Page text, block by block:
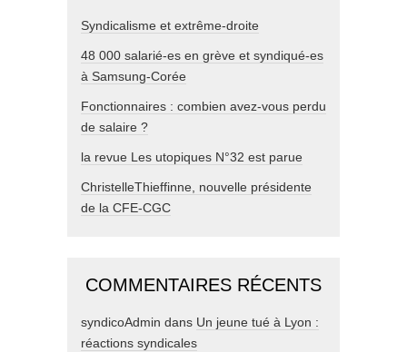
Syndicalisme et extrême-droite
48 000 salarié-es en grève et syndiqué-es
à Samsung-Corée
Fonctionnaires : combien avez-vous perdu
de salaire ?
la revue Les utopiques N°32 est parue
ChristelleThieffinne, nouvelle présidente
de la CFE-CGC
COMMENTAIRES RÉCENTS
syndicoAdmin dans Un jeune tué à Lyon :
réactions syndicales